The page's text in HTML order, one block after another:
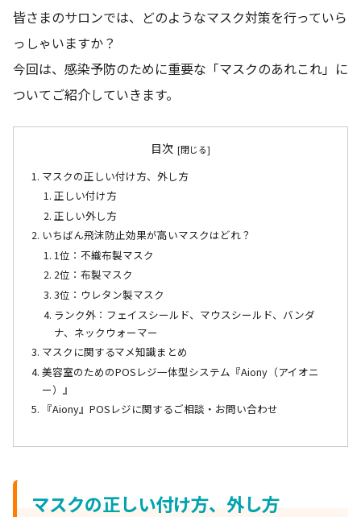
皆さまのサロンでは、どのようなマスク対策を行っていら
っしゃいますか？
今回は、感染予防のために重要な「マスクのあれこれ」に
ついてご紹介していきます。
目次
マスクの正しい付け方、外し方
正しい付け方
正しい外し方
いちばん飛沫防止効果が高いマスクはどれ？
1位：不織布製マスク
2位：布製マスク
3位：ウレタン製マスク
ランク外：フェイスシールド、マウスシールド、バンダ
ナ、ネックウォーマー
マスクに関するマメ知識まとめ
美容室のためのPOSレジ一体型システム『Aiony（アイオニ
ー）』
『Aiony』POSレジに関するご相談・お問い合わせ
マスクの正しい付け方、外し方